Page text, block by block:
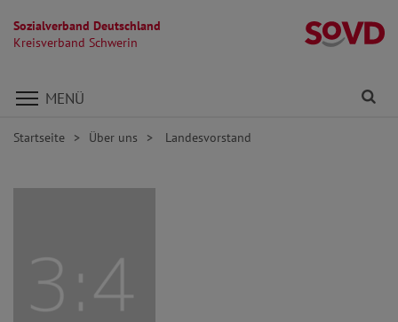
Sozialverband Deutschland
Kreisverband Schwerin
Direkt zu den Inhalten springen
MENÜ
Startseite Über uns Landesvorstand